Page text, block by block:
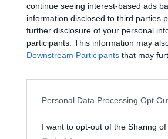
continue seeing interest-based ads
information disclosed to third parties
further disclosure of your personal
participants. This information may
Downstream Participants that may
Personal Data Processing Opt
I want to opt-out of the Sharing of